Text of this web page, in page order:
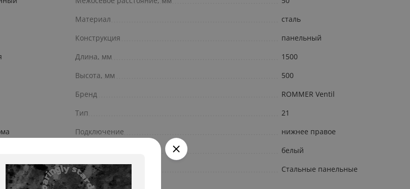
окраски
Материал
сталь
Конструкция
панельный
Длина, мм
1500
Высота, мм
500
Бренд
ROMMER Ventil
Тип
21
Подключение
нижнее правое
белый
Подгруппа
Стальные панельные